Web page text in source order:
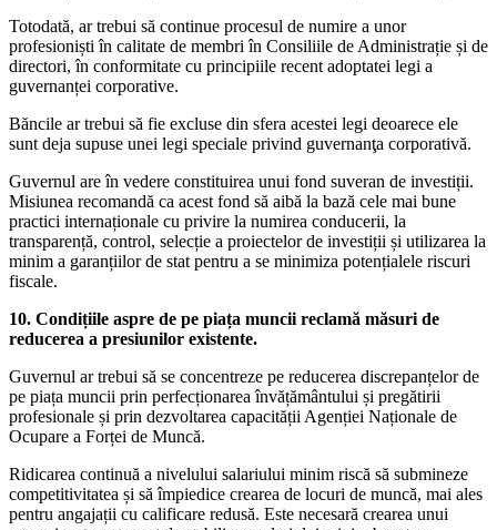
Totodată, ar trebui să continue procesul de numire a unor
profesioniști în calitate de membri în Consiliile de Administrație și de
directori, în conformitate cu principiile recent adoptatei legi a
guvernanței corporative.
Băncile ar trebui să fie excluse din sfera acestei legi deoarece ele
sunt deja supuse unei legi speciale privind guvernanţa corporativă.
Guvernul are în vedere constituirea unui fond suveran de investiții.
Misiunea recomandă ca acest fond să aibă la bază cele mai bune
practici internaționale cu privire la numirea conducerii, la
transparență, control, selecție a proiectelor de investiții și utilizarea la
minim a garanțiilor de stat pentru a se minimiza potențialele riscuri
fiscale.
10. Condițiile aspre de pe piața muncii reclamă măsuri de
reducerea a presiunilor existente.
Guvernul ar trebui să se concentreze pe reducerea discrepanțelor de
pe piața muncii prin perfecționarea învățământului și pregătirii
profesionale și prin dezvoltarea capacității Agenției Naționale de
Ocupare a Forței de Muncă.
Ridicarea continuă a nivelului salariului minim riscă să submineze
competitivitatea și să împiedice crearea de locuri de muncă, mai ales
pentru angajații cu calificare redusă. Este necesară crearea unui